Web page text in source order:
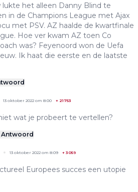
lukte het alleen Danny Blind te
in de Champions League met Ajax
met PSV. AZ haalde de kwartfinale
Hoe ver kwam AZ toen Co
was? Feyenoord won de Uefa
Ik haat die eerste en de laatste
13 oktober 2022 om 8:00 + 21753
wat je probeert te vertellen?
Antwoord
13 oktober 2022 om 8:09 + 3059
Europees succes een utopie